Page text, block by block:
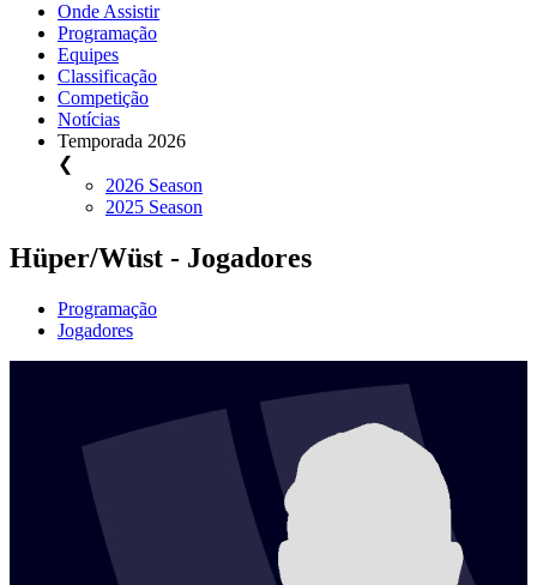
Onde Assistir
Programação
Equipes
Classificação
Competição
Notícias
Temporada 2026
❮
2026 Season
2025 Season
Hüper/Wüst - Jogadores
Programação
Jogadores